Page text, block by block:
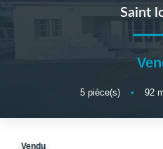
Biens
GESTION
Saint
5 pièce(s) • 92
Vendu